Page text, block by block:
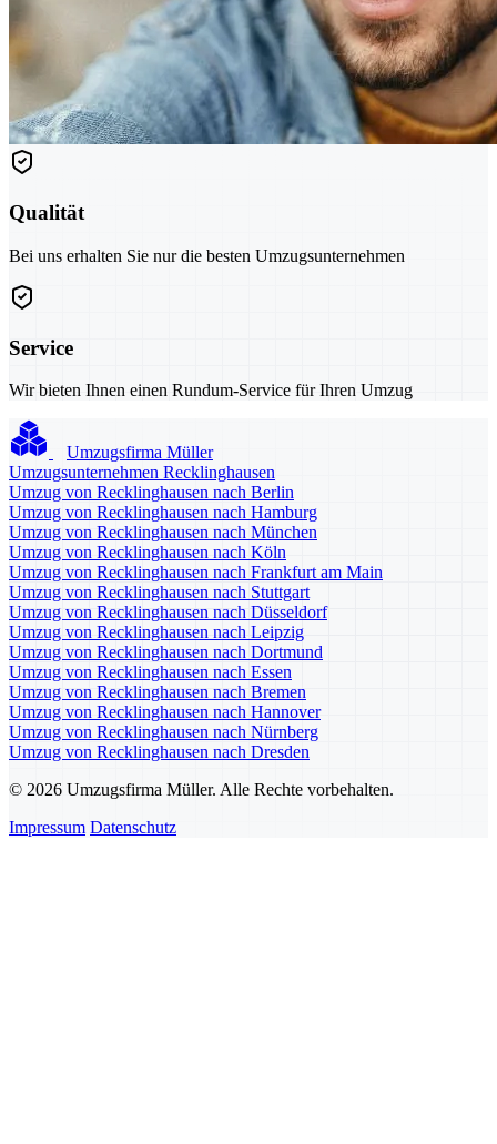
Qualität
Bei uns erhalten Sie nur die besten Umzugsunternehmen
Service
Wir bieten Ihnen einen Rundum-Service für Ihren Umzug
Umzugsfirma Müller
Umzugsunternehmen Recklinghausen
Umzug von Recklinghausen nach Berlin
Umzug von Recklinghausen nach Hamburg
Umzug von Recklinghausen nach München
Umzug von Recklinghausen nach Köln
Umzug von Recklinghausen nach Frankfurt am Main
Umzug von Recklinghausen nach Stuttgart
Umzug von Recklinghausen nach Düsseldorf
Umzug von Recklinghausen nach Leipzig
Umzug von Recklinghausen nach Dortmund
Umzug von Recklinghausen nach Essen
Umzug von Recklinghausen nach Bremen
Umzug von Recklinghausen nach Hannover
Umzug von Recklinghausen nach Nürnberg
Umzug von Recklinghausen nach Dresden
© 2026 Umzugsfirma Müller. Alle Rechte vorbehalten.
Impressum Datenschutz